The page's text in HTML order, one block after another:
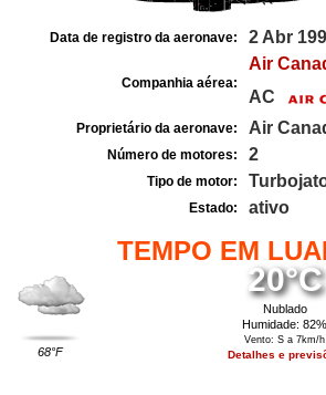
Data de registro da aeronave: 2 Abr
Companhia aérea:
Air
AC
Proprietário da aeronave: Air
Número de motores: 2
Tipo de motor:
Estado: ativo
TEMPO EM
68°F
20°C
Nublado
Humidade: 82%
Vento: S a 7km/h
Detalhes e